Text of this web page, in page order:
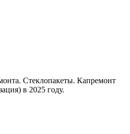
Стеклопакеты. Капремонт
в 2025 году.